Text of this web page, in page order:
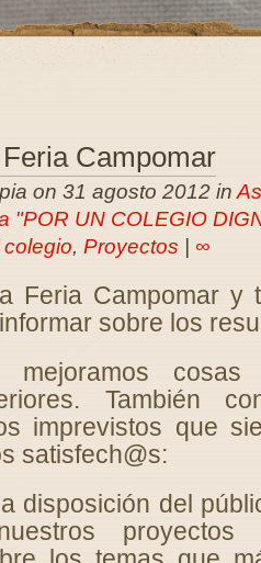
Campomar
on 31 agosto 2012 in
"POR UN COLEGIO
, Proyectos ∞
Feria Campomar y
sobre los
mejoramos
También
imprevistos que
satisfech@s:
disposición del
proyectos